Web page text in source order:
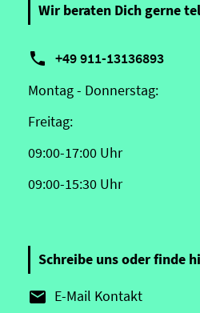
Wir beraten Dich gerne
 +49 911-13136893
Montag - Donnerstag:
Freitag:
09:00-17:00 Uhr
09:00-15:30 Uhr
Schreibe uns oder finde
 E-Mail Kontakt